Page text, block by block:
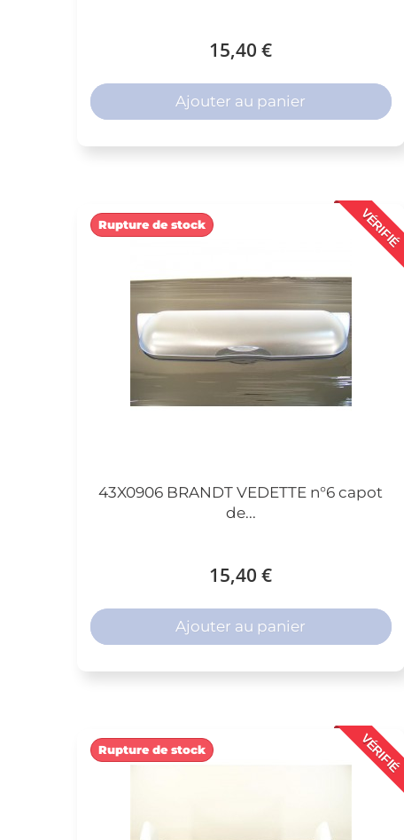
15,40 €
Ajouter au panier
VÉRIFIÉ
43X0906 BRANDT VEDETTE n°6 capot
de...
15,40 €
Rupture de stock
Ajouter au panier
VÉRIFIÉ
Rupture de stock